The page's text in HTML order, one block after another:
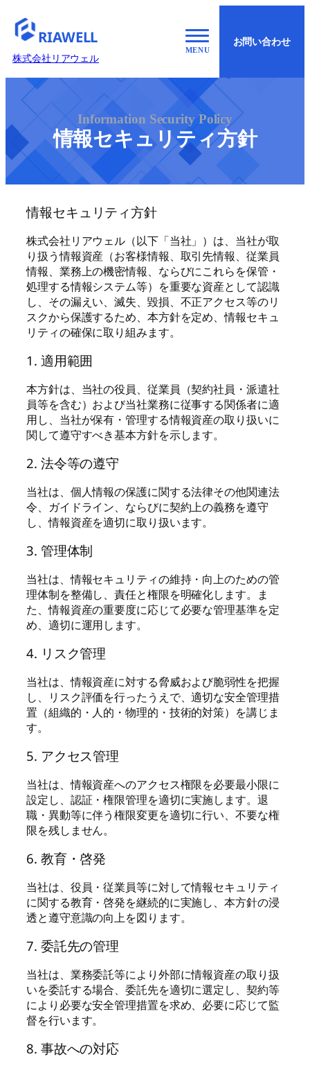
RIAWELL
株式会社リアウェル
お問い合わせ
リ
ン
ク
Information Security Policy
情報セキュリティ方針
情報セキュリティ方針
株式会社リアウェル（以下「当社」）は、当社が取
り扱う情報資産（お客様情報、取引先情報、従業員
情報、業務上の機密情報、ならびにこれらを保管・
処理する情報システム等）を重要な資産として認識
し、その漏えい、滅失、毀損、不正アクセス等のリ
スクから保護するため、本方針を定め、情報セキュ
リティの確保に取り組みます。
1. 適用範囲
本方針は、当社の役員、従業員（契約社員・派遣社
員等を含む）および当社業務に従事する関係者に適
用し、当社が保有・管理する情報資産の取り扱いに
関して遵守すべき基本方針を示します。
2. 法令等の遵守
当社は、個人情報の保護に関する法律その他関連法
令、ガイドライン、ならびに契約上の義務を遵守
し、情報資産を適切に取り扱います。
3. 管理体制
当社は、情報セキュリティの維持・向上のための管
理体制を整備し、責任と権限を明確化します。ま
た、情報資産の重要度に応じて必要な管理基準を定
め、適切に運用します。
4. リスク管理
当社は、情報資産に対する脅威および脆弱性を把握
し、リスク評価を行ったうえで、適切な安全管理措
置（組織的・人的・物理的・技術的対策）を講じま
す。
5. アクセス管理
当社は、情報資産へのアクセス権限を必要最小限に
設定し、認証・権限管理を適切に実施します。退
職・異動等に伴う権限変更を適切に行い、不要な権
限を残しません。
6. 教育・啓発
当社は、役員・従業員等に対して情報セキュリティ
に関する教育・啓発を継続的に実施し、本方針の浸
透と遵守意識の向上を図ります。
7. 委託先の管理
当社は、業務委託等により外部に情報資産の取り扱
いを委託する場合、委託先を適切に選定し、契約等
により必要な安全管理措置を求め、必要に応じて監
督を行います。
8. 事故への対応